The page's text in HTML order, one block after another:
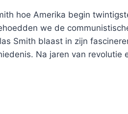
hoe Amerika begin
we de
Smith blaast in zijn
Na jaren van revolutie